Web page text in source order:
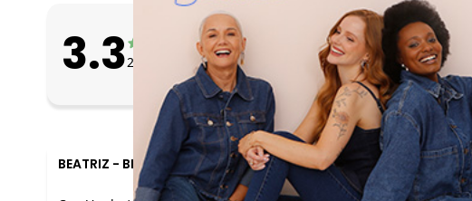
maio/2026
abril/2026
fevereiro/2026
3.320 avaliações
O que as clientes acharam
Apertado
Folgado
BEATRIZ - BELFORD ROXO - RJ